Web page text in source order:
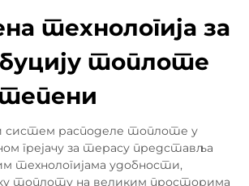
технологија за
топлоте
систем расподеле топлоте у
грејачу за терасу представља
технологијама удобности,
топлоту на великим просторима